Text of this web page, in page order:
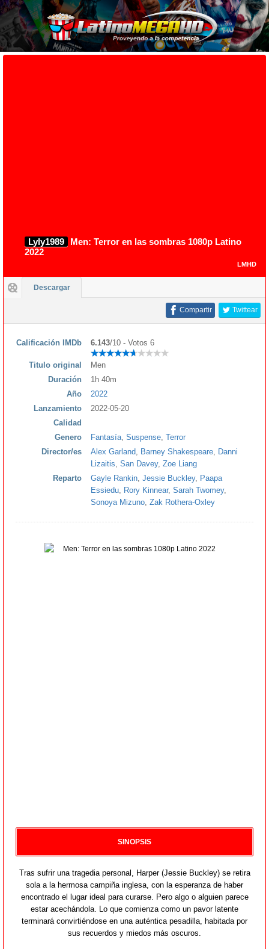
Lyly1989
Men: Terror en las sombras 1080p Latino
2022
LMHD
Descargar
Twittear
Compartir
Calificación IMDb 6.143/10 - Votos 6
Titulo original
Men
Duración
1h 40m
Año
2022
Lanzamiento
2022-05-20
Calidad
Genero
Fantasía Suspense Terror
Director/es
Alex Garland Barney Shakespeare
Danni
Lizaitis San Davey, Zoe Liang
Reparto
Gayle Rankin Jessie Buckley, Paapa
Essiedu
Rory Kinnear, Sarah Twomey,
Sonoya Mizuno Zak Rothera-Oxley
SINOPSIS
Tras sufrir una tragedia personal, Harper (Jessie Buckley) se retira
sola a la hermosa campiña inglesa, con la esperanza de haber
encontrado el lugar ideal para curarse. Pero algo o alguien parece
estar acechándola. Lo que comienza como un pavor latente
terminará convirtiéndose en una auténtica pesadilla, habitada por
sus recuerdos y miedos más oscuros.